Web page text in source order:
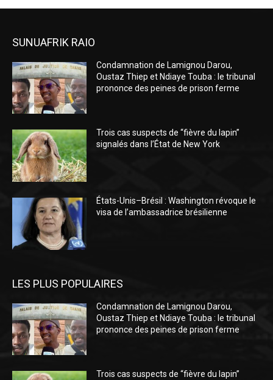
SUNUAFRIK RAIO
Condamnation de Lamignou Darou,
Oustaz Thiep et Ndiaye Touba : le tribunal
prononce des peines de prison ferme
Trois cas suspects de “fièvre du lapin”
signalés dans l’État de New York
États-Unis–Brésil : Washington révoque le
visa de l’ambassadrice brésilienne
LES PLUS POPULAIRES
Condamnation de Lamignou Darou,
Oustaz Thiep et Ndiaye Touba : le tribunal
prononce des peines de prison ferme
Trois cas suspects de “fièvre du lapin”